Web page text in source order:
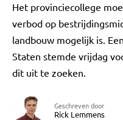
Het provinciecollege
verbod op
landbouw mogelijk is.
Staten stemde vrijdag
dit uit te zoeken.
Geschreven door
Rick Lemmens